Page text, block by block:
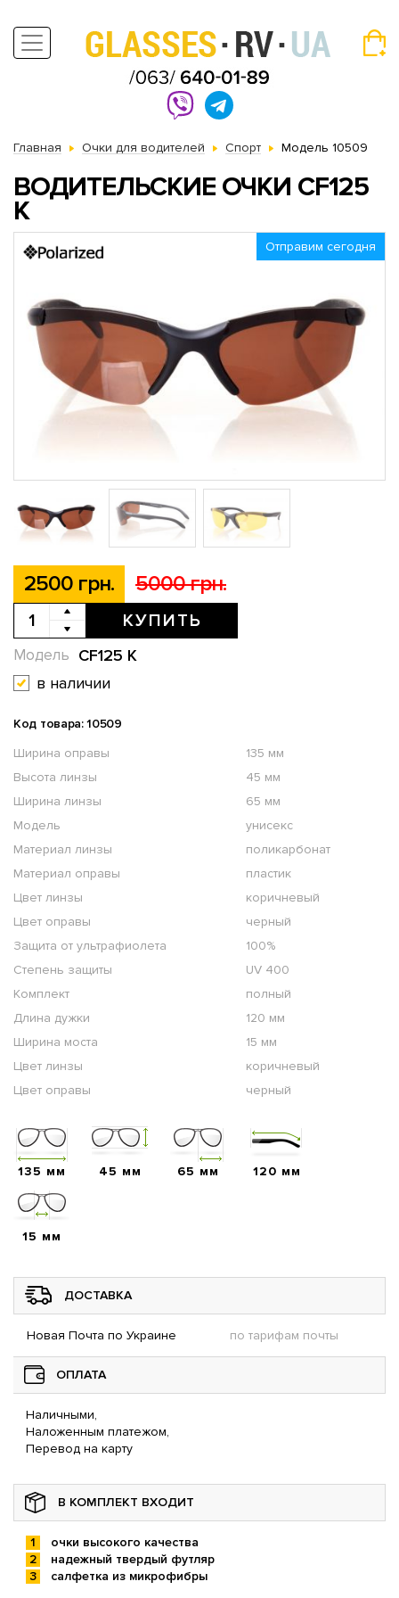
Главная Очки для водителей Спорт Модель 10509
ВОДИТЕЛЬСКИЕ ОЧКИ CF125
K
Отправим сегодня
2500 грн. 5000 грн.
КУПИТЬ
CF125 K
Модель
в наличии
Код товара: 10509
Ширина оправы
135 мм
Высота линзы
45 мм
Ширина линзы
65 мм
Модель
унисекс
Материал линзы
поликарбонат
Материал оправы
пластик
Цвет линзы
коричневый
Цвет оправы
черный
Защита от ультрафиолета
100%
Степень защиты
UV 400
Комплект
полный
Длина дужки
120 мм
Ширина моста
15 мм
Цвет линзы
коричневый
Цвет оправы
черный
135 мм 45 мм 65 мм 120 мм
15 мм
ДОСТАВКА
Новая Почта по Украине по тарифам почты
ОПЛАТА
Наличными,
Наложенным платежом,
Перевод на карту
В КОМПЛЕКТ ВХОДИТ
очки высокого качества
надежный твердый футляр
салфетка из микрофибры